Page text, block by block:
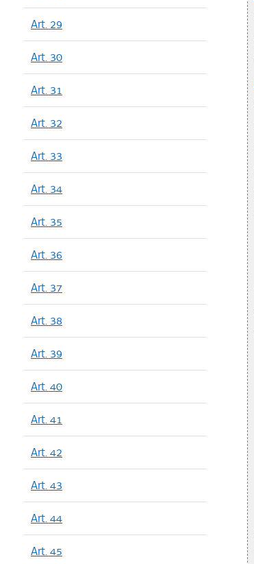
Art. 29
Art. 30
Art. 31
Art. 32
Art. 33
Art. 34
Art. 35
Art. 36
Art. 37
Art. 38
Art. 39
Art. 40
Art. 41
Art. 42
Art. 43
Art. 44
Art. 45